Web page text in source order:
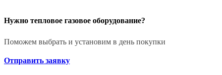
Нужно тепловое газовое оборудование?
Поможем выбрать и установим в день покупки
Отправить заявку